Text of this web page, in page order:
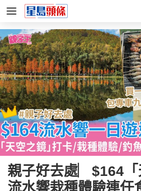
親子好去處︳$164「
流水響栽種體驗連任